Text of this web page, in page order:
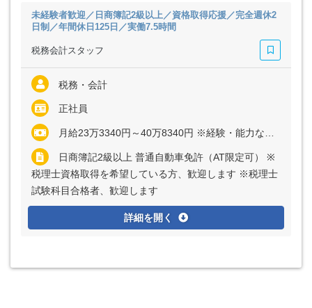
未経験者歓迎／日商簿記2級以上／資格取得応援／完全週休2
日制／年間休日125日／実働7.5時間
税務会計スタッフ
税務・会計
正社員
月給23万3340円～40万8340円 ※経験・能力など考慮の上、決定いたします ※上記に固定残業代（月20時間分＝3万3340円～5万8340円）を含む ※超過分は別途全額支給
日商簿記2級以上 普通自動車免許（AT限定可） ※
税理士資格取得を希望している方、歓迎します ※税理士
試験科目合格者、歓迎します
詳細を開く